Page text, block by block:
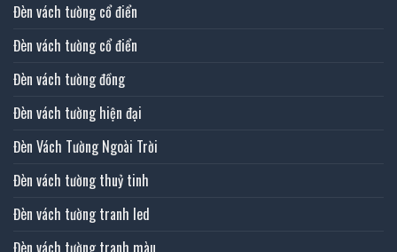
Đèn vách tường cổ điển
Đèn vách tường cổ điển
Đèn vách tường đồng
Đèn vách tường hiện đại
Đèn Vách Tường Ngoài Trời
Đèn vách tường thuỷ tinh
Đèn vách tường tranh led